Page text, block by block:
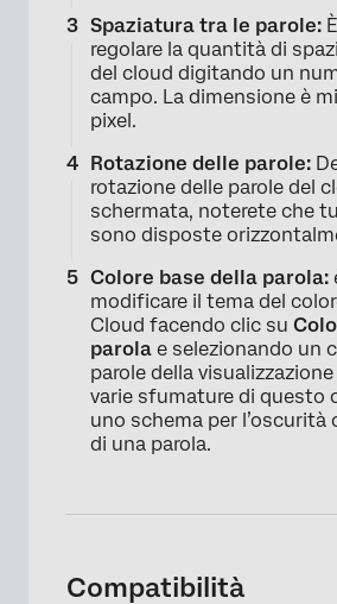
Spaziatura tra le parole:
regolare la quantità di
del cloud digitando un
campo. La dimensione è
pixel.
Rotazione delle parole:
rotazione delle parole del
schermata, noterete che
sono disposte
Colore base della parola:
modificare il tema del
Cloud facendo clic su
parola e selezionando un
parole della
varie sfumature di questo
uno schema per l’oscurità
di una parola.
Compatibilità